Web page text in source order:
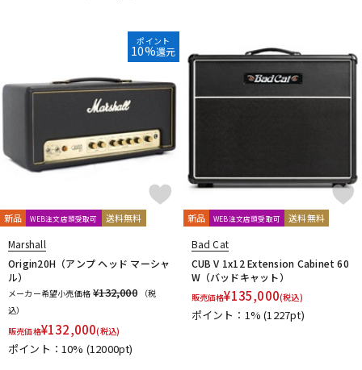
ポイント
10%還元
新品 WEB注文店頭受取可 送料無料
Marshall
Origin20H（アンプ ヘッド マーシャ
ル）
メーカー希望小売価格 ¥132,000
（税
込）
販売価格¥132,000(税込)
ポイント：10% (12000pt)
新品 WEB注文店頭受取可 送料無料
Bad Cat
CUB V 1x12 Extension Cabinet 60
W（バッドキャット）
販売価格¥135,000(税込)
ポイント：1%(1227pt)